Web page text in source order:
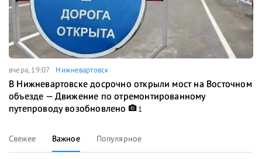
вчера, 19:07 Нижневартовск
В Нижневартовске досрочно открыли мост на Восточном
объезде — Движение по отремонтированному
путепроводу возобновлено
1
Свежее Важное Популярное